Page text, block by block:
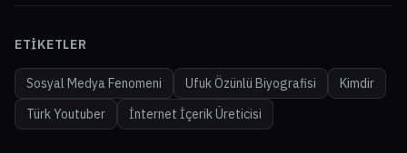
ETIKETLER
Sosyal Medya Fenomeni Ufuk Özünlü Biyografisi
Kimdir
Türk Youtuber
İnternet İçerik Üreticisi